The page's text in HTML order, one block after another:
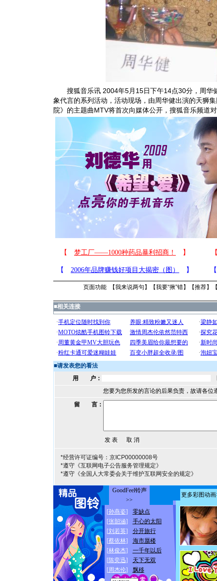
搜狐音乐讯 2004年5月15日下午14点30分，周华
象代言的系列活动，活动现场，由周华健出演的天狮
院》的主题曲MTV将首次向媒体公开，搜狐音乐频道
页面功能 【我来说两句 】【我要“揪”错】【推荐】
■相关连接
■请发表您的看法
用 户：
您要为您所发的言论的后果负责，故请各位
留 言：
*经营许可证编号：京ICP00000008号
*遵守《互联网电子公告服务管理规定》
*遵守《全国人大常委会关于维护互联网安全的规定》